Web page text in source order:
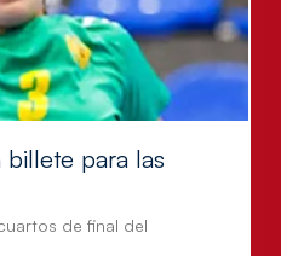
billete para las
de final del